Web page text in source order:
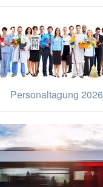
Personaltagung 2026